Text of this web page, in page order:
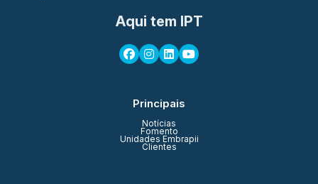
Aqui tem IPT
Principais
Notícias
Fomento
Unidades Embrapii
Clientes